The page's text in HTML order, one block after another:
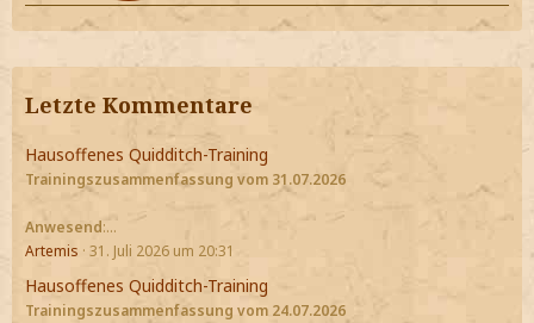
Letzte Kommentare
Hausoffenes Quidditch-Training
Trainingszusammenfassung vom 31.07.2026
Anwesend:…
Artemis 31. Juli 2026 um 20:31
Hausoffenes Quidditch-Training
Trainingszusammenfassung vom 24.07.2026